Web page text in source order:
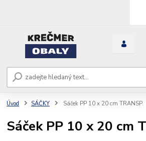
Úvod SÁČKY Sáček PP 10 x 20 cm TRANSP.
Sáček PP 10 x 20 cm